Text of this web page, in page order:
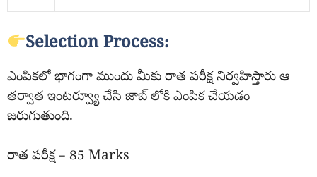
Selection Process:
ఎంపికలో భాగంగా ముందు మీకు రాత పరీక్ష నిర్వహిస్తారు ఆ
తర్వాత ఇంటర్వ్యూ చేసి జాబ్ లోకి ఎంపిక చేయడం
జరుగుతుంది.
రాత పరీక్ష – 85 Marks